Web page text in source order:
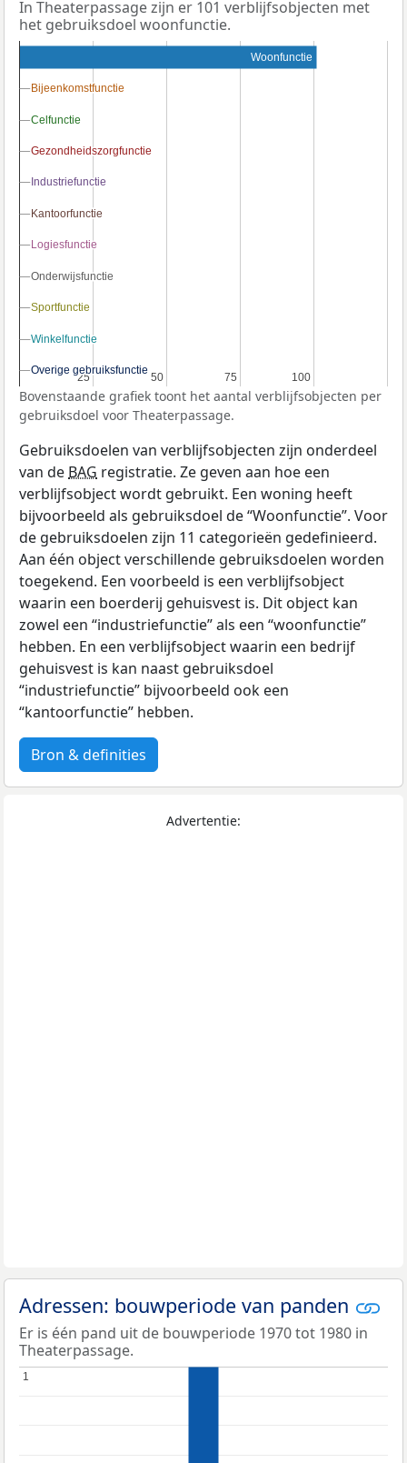
In Theaterpassage zijn er 101 verblijfsobjecten met
het gebruiksdoel woonfunctie.
25
25 50
50 75
75 100
100
Woonfunctie
Bijeenkomstfunctie
Bijeenkomstfunctie
Celfunctie
Celfunctie
Gezondheidszorgfunctie
Gezondheidszorgfunctie
Industriefunctie
Industriefunctie
Kantoorfunctie
Kantoorfunctie
Logiesfunctie
Logiesfunctie
Onderwijsfunctie
Onderwijsfunctie
Sportfunctie
Sportfunctie
Winkelfunctie
Winkelfunctie
Overige gebruiksfunctie
Overige gebruiksfunctie
Bovenstaande grafiek toont het aantal verblijfsobjecten per
gebruiksdoel voor Theaterpassage.
Gebruiksdoelen van verblijfsobjecten zijn onderdeel
van de BAG registratie. Ze geven aan hoe een
verblijfsobject wordt gebruikt. Een woning heeft
bijvoorbeeld als gebruiksdoel de “Woonfunctie”. Voor
de gebruiksdoelen zijn 11 categorieën gedefinieerd.
Aan één object verschillende gebruiksdoelen worden
toegekend. Een voorbeeld is een verblijfsobject
waarin een boerderij gehuisvest is. Dit object kan
zowel een “industriefunctie” als een “woonfunctie”
hebben. En een verblijfsobject waarin een bedrijf
gehuisvest is kan naast gebruiksdoel
“industriefunctie” bijvoorbeeld ook een
“kantoorfunctie” hebben.
Bron & definities
Advertentie:
Adressen: bouwperiode van panden
Er is één pand uit de bouwperiode 1970 tot 1980 in
Theaterpassage.
1
1